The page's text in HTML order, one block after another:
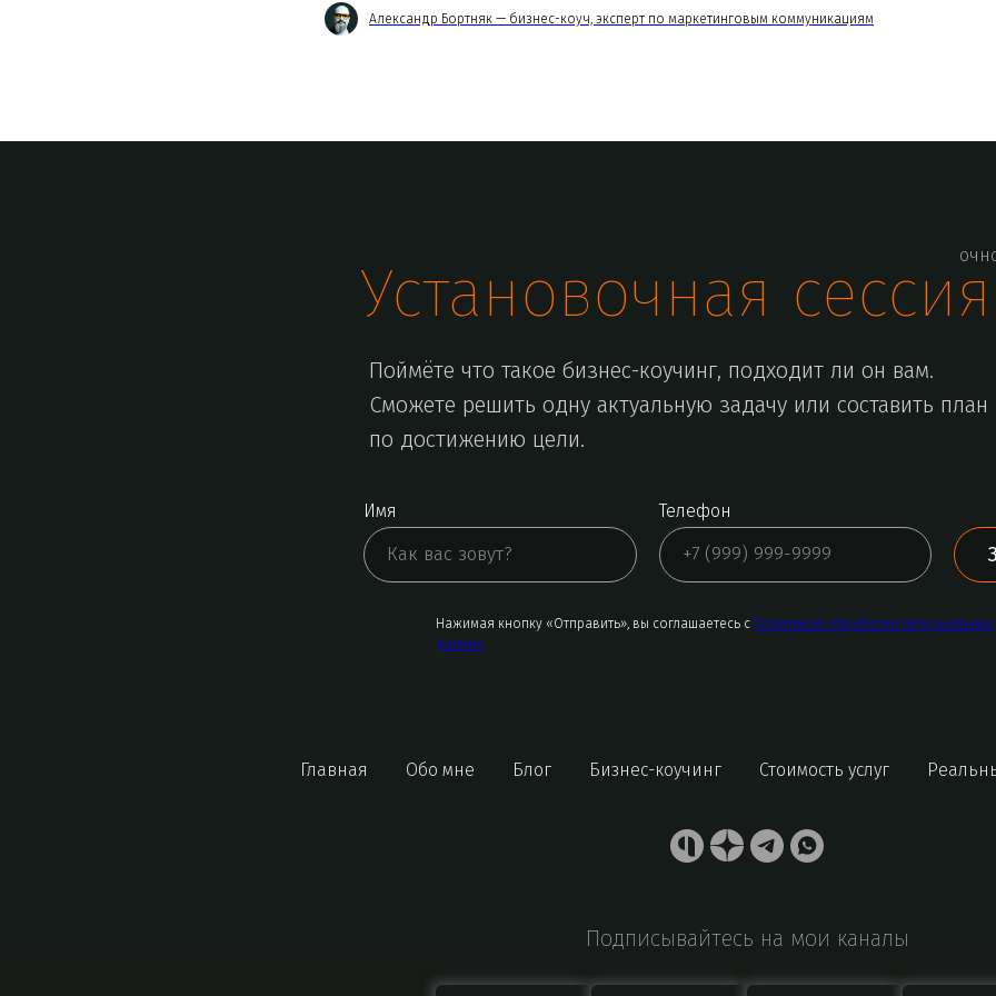
Александр Бортняк — бизнес-коуч, эксперт по маркетинговым коммуникациям
Поймёте что такое бизнес-коучинг, подходит ли он вам.
Сможете решить одну актуальную задачу или составить план
по достижению цели.
Установочная сессия
Имя Телефон
Нажимая кнопку «Отправить», вы соглашаетесь с Политикой обработки персональных
данных
Главная Обо мне Блог Бизнес-коучинг Стоимость услуг
Подписывайтесь на мои каналы